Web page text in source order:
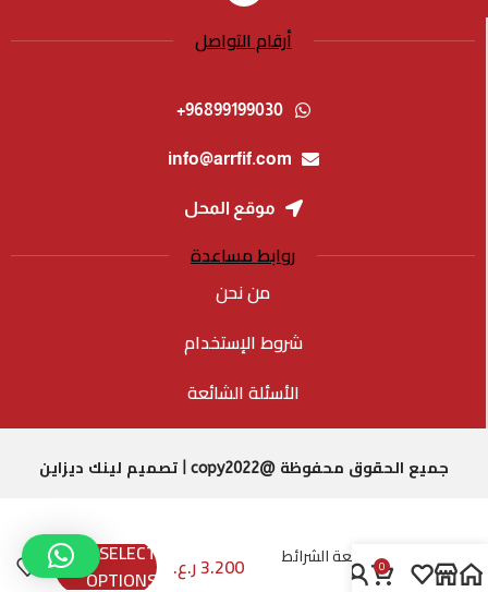
أرقام التواصل
96899199030+
info@arrfif.com
موقع المحل
روابط مساعدة
من نحن
شروط الإستخدام
الأسئلة الشائعة
جميع الحقوق محفوظة @copy2022 | تصميم لينك ديزاين
شرائط (طابعة الشرائط
المحمولة) 3.200ر.ع. SELECT
OPTIONS
0